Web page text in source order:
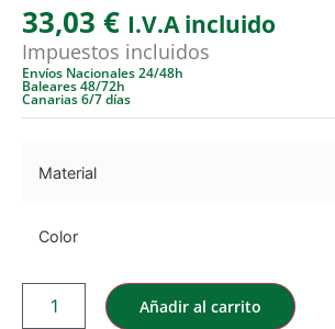
33,03 € I.V.A incluido
Impuestos incluidos
Envíos Nacionales 24/48h
Baleares 48/72h
Canarias 6/7 días
Material
Color
Añadir al carrito